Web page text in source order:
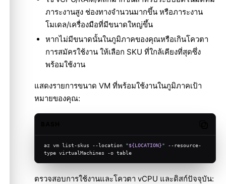
ภาระงานสูง ช่องทางจำนวนมากขึ้น หรือภาระงาน
โมเดล/เครื่องมือที่มีขนาดใหญ่ขึ้น
หากไม่มีขนาดนั้นในภูมิภาคของคุณหรือเกินโควตา
การสมัครใช้งาน ให้เลือก SKU ที่ใกล้เคียงที่สุดซึ่ง
พร้อมใช้งาน
แสดงรายการขนาด VM ที่พร้อมใช้งานในภูมิภาคเป้า
หมายของคุณ:
az vm list-skus --location "${LOCATION}" --resource-
type virtualMachines -o table
ตรวจสอบการใช้งานและโควตา vCPU และดิสก์ปัจจุบัน: